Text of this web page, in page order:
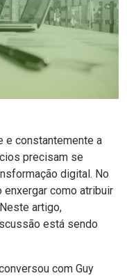
e constantemente a
precisam se
digital. No
como atribuir
artigo,
está sendo
com Guy